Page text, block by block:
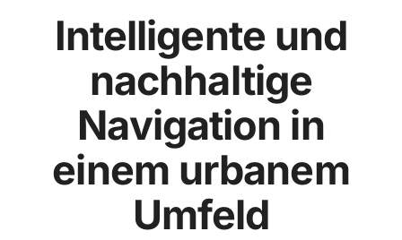
Intelligente und
nachhaltige
Navigation in
einem urbanem
Umfeld